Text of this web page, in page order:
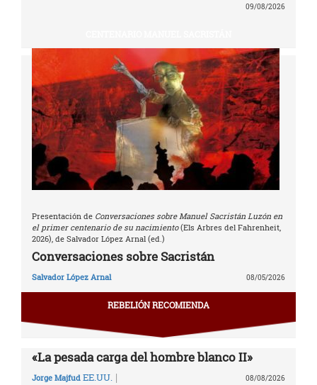
09/08/2026
Presentación de Conversaciones sobre Manuel Sacristán Luzón en
el primer centenario de su nacimiento(Els Arbres del Fahrenheit,
2026), de Salvador López Arnal (ed.)
Conversaciones sobre Sacristán
Salvador López Arnal 08/05/2026
REBELIÓN RECOMIENDA
«La pesada carga del hombre blanco II»
Jorge Majfud EE.UU. | 08/08/2026